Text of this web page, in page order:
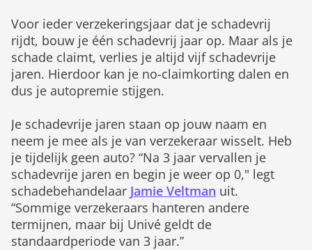
Voor ieder verzekeringsjaar dat je schadevrij
rijdt, bouw je één schadevrij jaar op. Maar als je
schade claimt, verlies je altijd vijf schadevrije
jaren. Hierdoor kan je no-claimkorting dalen en
dus je autopremie stijgen.
Je schadevrije jaren staan op jouw naam en
neem je mee als je van verzekeraar wisselt. Heb
je tijdelijk geen auto? “Na 3 jaar vervallen je
schadevrije jaren en begin je weer op 0," legt
schadebehandelaar Jamie Veltman uit.
“Sommige verzekeraars hanteren andere
termijnen, maar bij Univé geldt de
standaardperiode van 3 jaar.”